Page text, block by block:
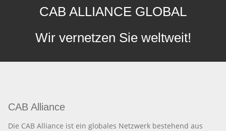
CAB ALLIANCE GLOBAL
Wir vernetzen Sie weltweit!
CAB Alliance
Die CAB Alliance ist ein globales Netzwerk bestehend aus